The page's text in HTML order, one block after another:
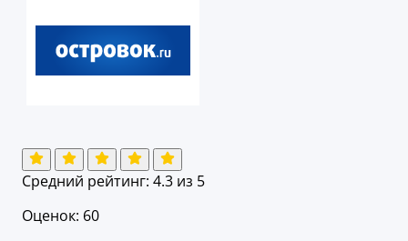
Средний рейтинг: 4.3 из 5
Оценок: 60